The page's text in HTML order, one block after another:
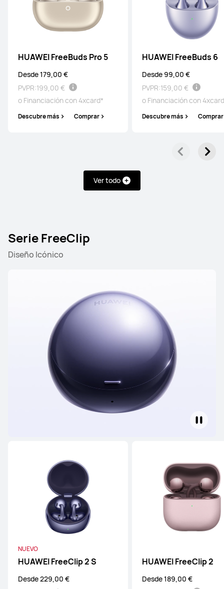
HUAWEI FreeBuds Pro 5
Desde 179,00 €
PVPR:199,00 €
o Financiación con 4xcard*
Descubre más Comprar
HUAWEI FreeBuds 6
Desde 99,00 €
PVPR:159,00 €
o Financiación con
Descubre más Comprar
Ver todo
Serie FreeClip
Diseño Icónico
NUEVO
HUAWEI FreeClip 2 S
Desde 229,00 €
HUAWEI FreeClip 2
Desde 189,00 €